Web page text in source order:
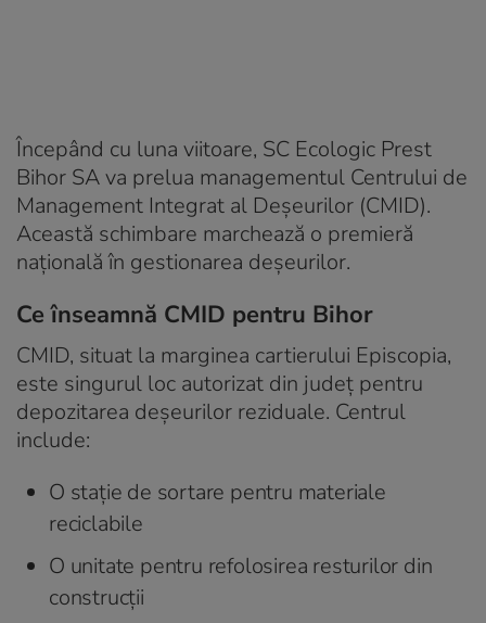
Începând cu luna viitoare, SC Ecologic Prest
Bihor SA va prelua managementul Centrului de
Management Integrat al Deșeurilor (CMID).
Această schimbare marchează o premieră
națională în gestionarea deșeurilor.
Ce înseamnă CMID pentru Bihor
CMID, situat la marginea cartierului Episcopia,
este singurul loc autorizat din județ pentru
depozitarea deșeurilor reziduale. Centrul
include:
O stație de sortare pentru materiale
reciclabile
O unitate pentru refolosirea resturilor din
construcții